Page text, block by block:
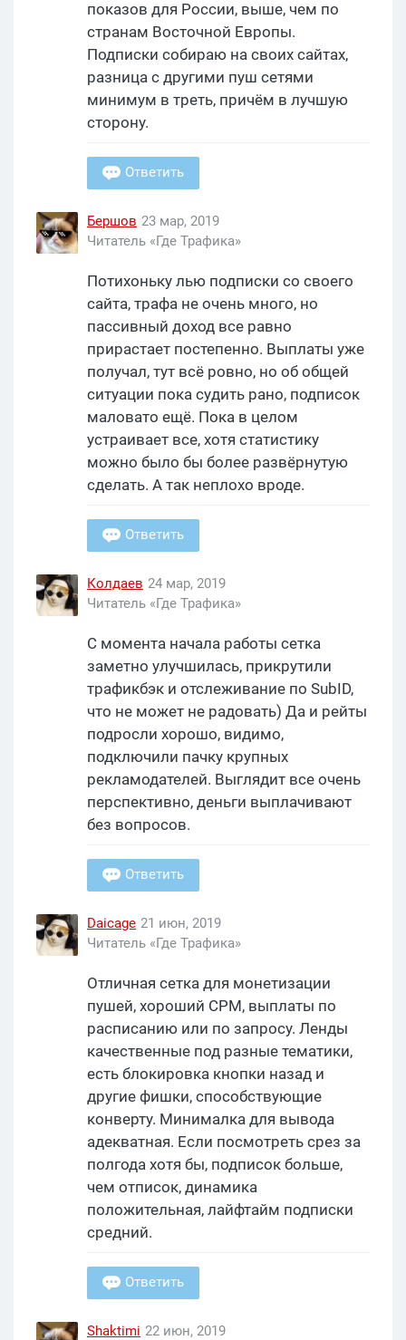
показов для России, выше, чем по
странам Восточной Европы.
Подписки собираю на своих сайтах,
разница с другими пуш сетями
минимум в треть, причём в лучшую
сторону.
Ответить
Бершов 23 мар, 2019
Читатель «Где Трафика»
Потихоньку лью подписки со своего
сайта, трафа не очень много, но
пассивный доход все равно
прирастает постепенно. Выплаты уже
получал, тут всё ровно, но об общей
ситуации пока судить рано, подписок
маловато ещё. Пока в целом
устраивает все, хотя статистику
можно было бы более развёрнутую
сделать. А так неплохо вроде.
Ответить
Колдаев 24 мар, 2019
Читатель «Где Трафика»
С момента начала работы сетка
заметно улучшилась, прикрутили
трафикбэк и отслеживание по SubID,
что не может не радовать) Да и рейты
подросли хорошо, видимо,
подключили пачку крупных
рекламодателей. Выглядит все очень
перспективно, деньги выплачивают
без вопросов.
Ответить
Daicage 21 июн, 2019
Читатель «Где Трафика»
Отличная сетка для монетизации
пушей, хороший CPM, выплаты по
расписанию или по запросу. Ленды
качественные под разные тематики,
есть блокировка кнопки назад и
другие фишки, способствующие
конверту. Минималка для вывода
адекватная. Если посмотреть срез за
полгода хотя бы, подписок больше,
чем отписок, динамика
положительная, лайфтайм подписки
средний.
Ответить
Shaktimi 22 июн, 2019